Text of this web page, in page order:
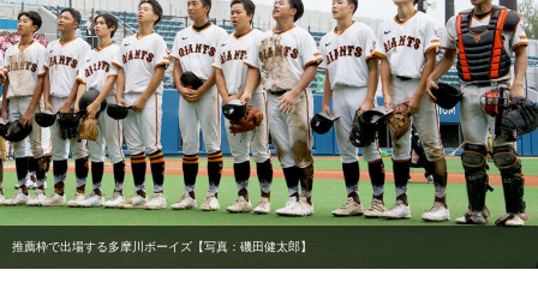
推薦枠で出場する多摩川ボーイズ【写真：磯田健太郎】